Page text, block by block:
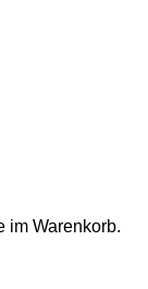
im Warenkorb.